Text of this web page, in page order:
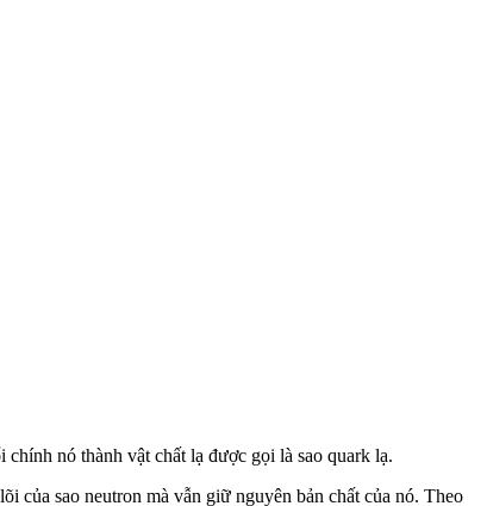
nó thành vật chất lạ được gọi là sao quark lạ.
của sao neutron mà vẫn giữ nguyên bản chất của nó. Theo